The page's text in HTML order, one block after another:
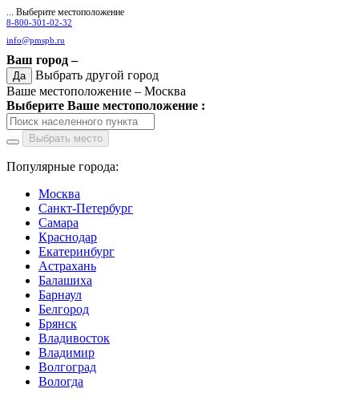
... Выберите местоположение
8-800-301-02-32
info@pmspb.ru
Ваш город –
Да
Выбрать другой город
Ваше местоположение – Москва
Выберите Ваше местоположение :
Выбрать место
Популярные города:
Москва
Санкт-Петербург
Самара
Краснодар
Екатеринбург
Астрахань
Балашиха
Барнаул
Белгород
Брянск
Владивосток
Владимир
Волгоград
Вологда